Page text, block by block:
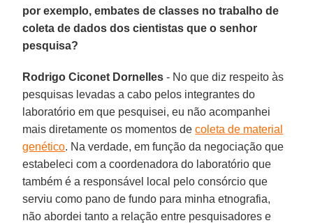
por exemplo, embates de classes no trabalho de
coleta de dados dos cientistas que o senhor
pesquisa?
Rodrigo Ciconet Dornelles - No que diz respeito às
pesquisas levadas a cabo pelos integrantes do
laboratório em que pesquisei, eu não acompanhei
mais diretamente os momentos decoleta de material
genético. Na verdade, em função da negociação que
estabeleci com a coordenadora do laboratório que
também é a responsável local pelo consórcio que
serviu como pano de fundo para minha etnografia,
não abordei tanto a relação entre pesquisadores e